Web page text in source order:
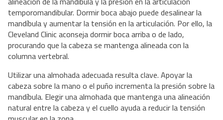
temporomandibular. Dormir boca abajo puede desalinear la
mandíbula y aumentar la tensión en la articulación. Por ello, la
Cleveland Clinic aconseja dormir boca arriba o de lado,
procurando que la cabeza se mantenga alineada con la
columna vertebral.
Utilizar una almohada adecuada resulta clave. Apoyar la
cabeza sobre la mano o el puño incrementa la presión sobre la
mandíbula. Elegir una almohada que mantenga una alineación
natural entre la cabeza y el cuello ayuda a reducir la tensión